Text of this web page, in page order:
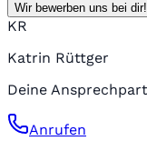
Wir bewerben uns bei dir!
KR
Katrin Rüttger
Deine
Anrufen